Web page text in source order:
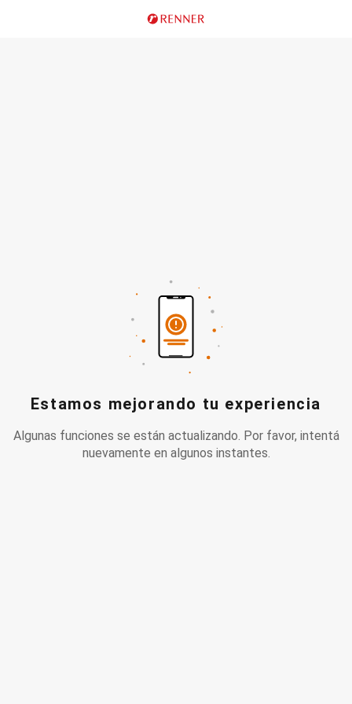
Estamos mejorando tu experiencia
Algunas funciones se están actualizando. Por favor, intentá
nuevamente en algunos instantes.